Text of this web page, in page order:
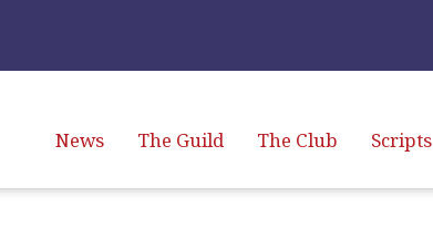
News The Guild The Club Scripts